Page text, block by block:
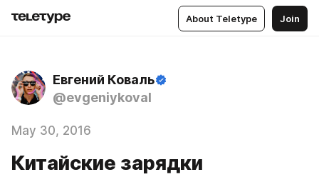
About Teletype Join
Евгений Коваль
@evgeniykoval
May 30, 2016
Китайские зарядки